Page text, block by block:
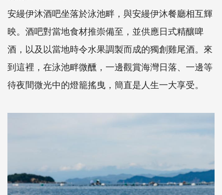
安縵伊沐酒吧坐落於泳池畔，與安縵伊沐餐廳相互輝
映。酒吧對當地食材推崇備至，並供應日式精釀啤
酒，以及以當地時令水果調製而成的獨創雞尾酒。來
到這裡，在泳池畔微醺，一邊觀賞海灣日落、一邊等
待夜間微光中的燈籠搖曳，簡直是人生一大享受。